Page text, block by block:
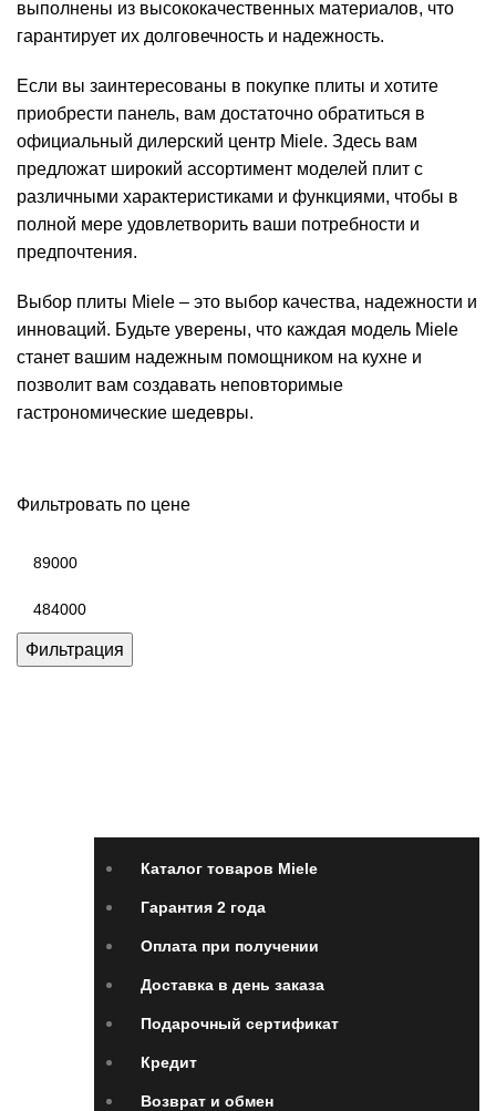
Фильтровать по цене
Фильтрация
выполнены из высококачественных материалов, что
гарантирует их долговечность и надежность.
Если вы заинтересованы в покупке плиты и хотите
приобрести панель, вам достаточно обратиться в
официальный дилерский центр Miele. Здесь вам
предложат широкий ассортимент моделей плит с
различными характеристиками и функциями, чтобы в
полной мере удовлетворить ваши потребности и
предпочтения.
Выбор плиты Miele – это выбор качества, надежности и
инноваций. Будьте уверены, что каждая модель Miele
станет вашим надежным помощником на кухне и
позволит вам создавать неповторимые
гастрономические шедевры.
Каталог товаров Miele
Гарантия 2 года
Оплата при получении
Доставка в день заказа
Подарочный сертификат
Кредит
Возврат и обмен